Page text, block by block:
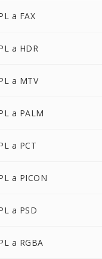
a FAX
a HDR
a MTV
a PALM
a PCT
a PICON
a PSD
a RGBA